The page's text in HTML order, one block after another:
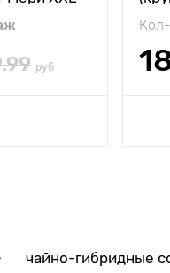
руб
чайно-гибридные